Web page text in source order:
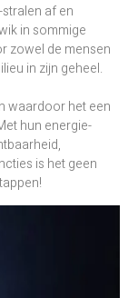
af en
in sommige
zowel de mensen
in zijn geheel.
waardoor het een
hun energie-
is het geen